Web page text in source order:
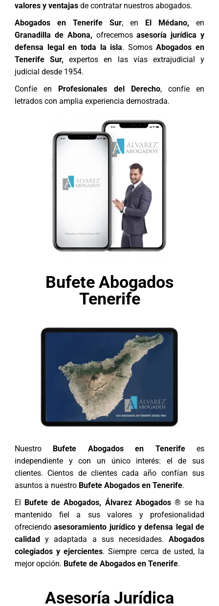
valores y ventajas de contratar nuestros abogados.
Abogados en Tenerife Sur, en El Médano, en
Granadilla de Abona, ofrecemosasesoría jurídica y
defensa legal en toda la isla. SomosAbogados en
Tenerife Sur,expertos en las vías extrajudicial y
judicial desde 1954.
Confíe en Profesionales del Derecho, confíe en
letrados con amplia experiencia demostrada.
Bufete Abogados
Tenerife
Nuestro Bufete Abogados en Tenerifees
independiente y con un único interés: el de sus
clientes. Cientos de clientes cada año confían sus
asuntos a nuestro Bufete Abogados en Tenerife.
El Bufete de Abogados, Álvarez Abogados ® se ha
mantenido fiel a sus valores y profesionalidad
ofreciendoasesoramiento jurídico y defensa legal de
calidady adaptada a sus necesidades.Abogados
colegiados y ejercientes. Siempre cerca de usted, la
mejor opción. Bufete de Abogados en Tenerife.
Asesoría Jurídica